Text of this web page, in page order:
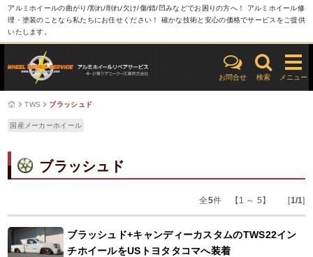
アルミホイールの曲がり/割れ/削れ/欠け/傷/錆/凹みなどでお困りの方へ！ アルミホイール修
理・塗装のことなら私たちにお任せください！ 確かな技術と安心の価格でサービスをご提供
いたします。
お問合せ 検索 メニュー
TWS ブラッシュド
国産メーカーホイール
ブラッシュド
全5件 【1 ～ 5】 [1/1]
ブラッシュド+キャンディーカスタムのTWS22イン
チホイールをUSトヨタタコマへ装着